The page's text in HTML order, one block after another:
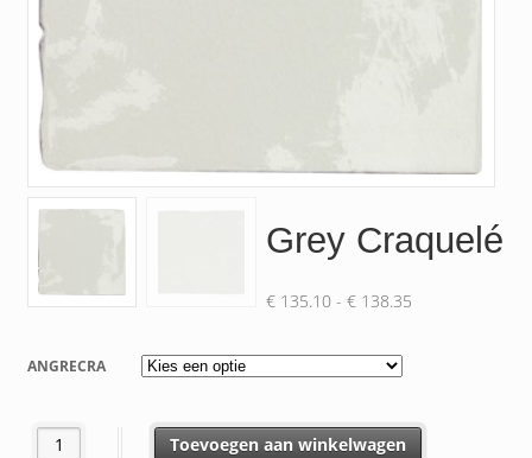
Grey Craquelé
€135.10 - €138.35Prijsklasse:
ANGRECRA
Grey Craquelé aantalToevoegen aan winkelwagen